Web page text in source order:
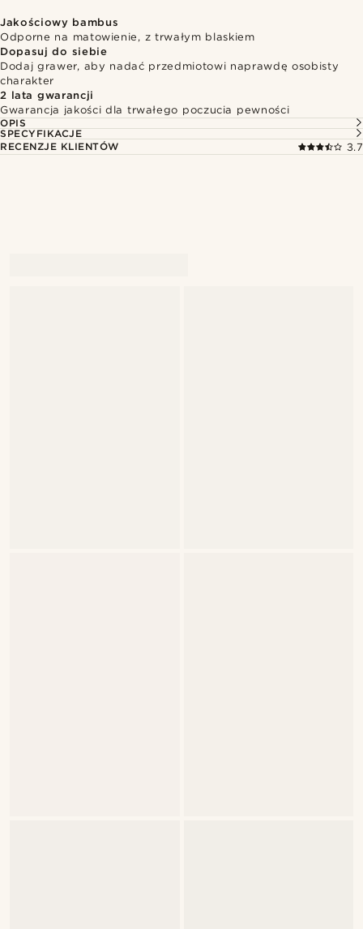
Jakościowy bambus
Odporne na matowienie, z trwałym blaskiem
Dopasuj do siebie
Dodaj grawer, aby nadać przedmiotowi naprawdę osobisty
charakter
2 lata gwarancji
Gwarancja jakości dla trwałego poczucia pewności
OPIS
SPECYFIKACJE
RECENZJE KLIENTÓW
3.7